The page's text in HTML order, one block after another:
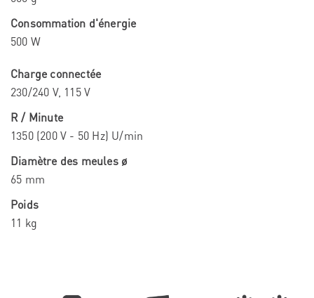
Consommation d'énergie
500 W
Charge connectée
230/240 V, 115 V
R / Minute
1350 (200 V - 50 Hz) U/min
Diamètre des meules ø
65 mm
Poids
11 kg